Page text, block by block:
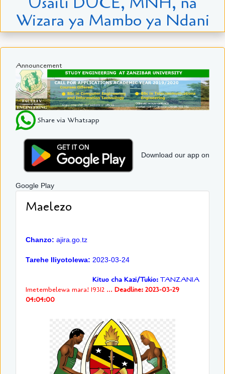
Wizara ya Mambo ya Ndani
Announcement
Share via Whatsapp
Download our app on
Google Play
Maelezo
Chanzo: ajira.go.tz
Tarehe Iliyotolewa: 2023-03-24
Kituo cha Kazi/Tukio: TANZANIA
Imetembelewa mara! 19312 ... Deadline: 2023-03-29
04:04:00